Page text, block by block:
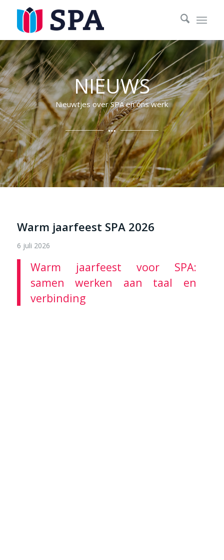
NIEUWS
Nieuwtjes over SPA en ons werk
Warm jaarfeest SPA 2026
6 juli 2026
Warm jaarfeest voor SPA:
samen werken aan taal en
verbinding